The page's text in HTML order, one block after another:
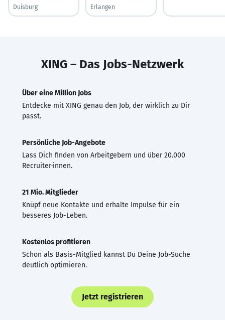
Duisburg
Erlangen
XING – Das Jobs-Netzwerk
Über eine Million Jobs
Entdecke mit XING genau den Job, der wirklich zu Dir
passt.
Persönliche Job-Angebote
Lass Dich finden von Arbeitgebern und über 20.000
Recruiter·innen.
21 Mio. Mitglieder
Knüpf neue Kontakte und erhalte Impulse für ein
besseres Job-Leben.
Kostenlos profitieren
Schon als Basis-Mitglied kannst Du Deine Job-Suche
deutlich optimieren.
Jetzt registrieren